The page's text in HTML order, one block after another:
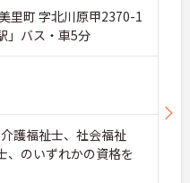
里町 字北川原甲2370-1
」バス・車5分
護福祉士、社会福祉
、のいずれかの資格を